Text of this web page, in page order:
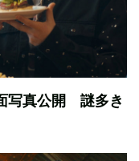
写真公開 謎多き